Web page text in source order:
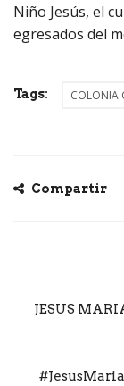
Niño Jesús, el
egresados del
Tags: COLONIA
Compartir
JESUS